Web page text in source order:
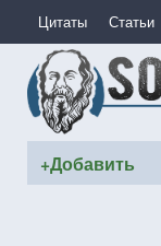
Цитаты Статьи
+Добавить